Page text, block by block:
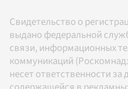
Свидетельство о
выдано федеральной
связи, информационных
коммуникаций
несет ответственности